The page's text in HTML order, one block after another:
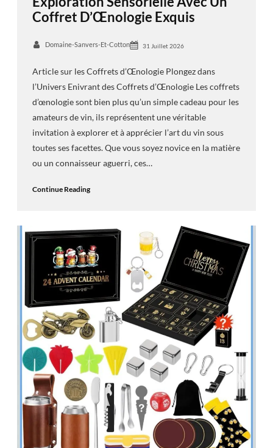
Coffret D’Œnologie Exquis
Domaine-Sanvers-Et-Cotton 31 Juillet 2026
Article sur les Coffrets d’Œnologie Plongez dans
l’Univers Enivrant des Coffrets d’Œnologie Les coffrets
d’œnologie sont bien plus qu’un simple cadeau pour les
amateurs de vin, ils représentent une véritable
invitation à explorer et à apprécier l’art du vin sous
toutes ses facettes. Que vous soyez novice en la matière
ou un connaisseur aguerri, ces…
Continue Reading